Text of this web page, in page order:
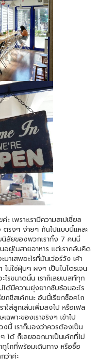
เพราะเรามีความสเปเชี่ยล
ตรงๆ ง่ายๆ กันไปแบบนี้แหละ
นิสัยของพวกเราทั้ง 7 คนนี่
ยู่ในสายอาหาร แต่เรากลับคิด
าเสพอะไรที่มันเว่อร์วัง เค้า
ม่ใช่ฝุ่นๆ ผงๆ เป็นไนโตรเจน
รขนาดนั้น เราก็เลยเบสท์ทุก
ด้มีความยุ่งยากซับซ้อนอะไร
กชีสเค้กนะ อันนี้เรียกช็อคโก
าใส่ลูกเล่นเพิ่มลงไป หรือเฟล
ฉพาะของเราจริงๆ เข้าไป
งนี้ เราก็มองว่าควรต้องเป็น
ได้ ก็เลยออกมาเป็นเค้กที่ไม่
ทูโกที่พร้อมเดินทาง หรือซื้อ
ว่าค่ะ